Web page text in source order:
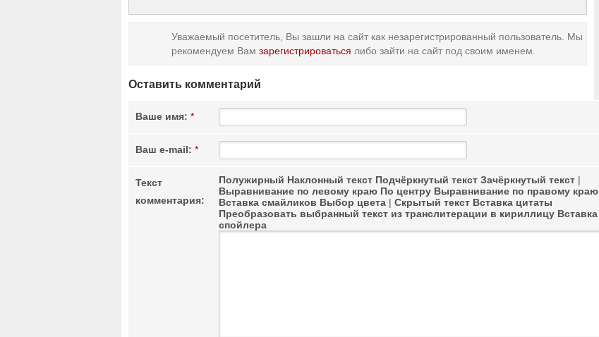
Уважаемый посетитель, Вы зашли на сайт как незарегистрированный пользователь. Мы
рекомендуем Вам зарегистрироваться либо зайти на сайт под своим именем.
Оставить комментарий
Ваше имя: *
Ваш e-mail: *
Текст
комментария:
Полужирный Наклонный текст Подчёркнутый текст Зачёркнутый текст |
Выравнивание по левому краю По центру Выравнивание по правому краю
Вставка смайликов Выбор цвета | Скрытый текст Вставка цитаты
Преобразовать выбранный текст из транслитерации в кириллицу Вставка
спойлера